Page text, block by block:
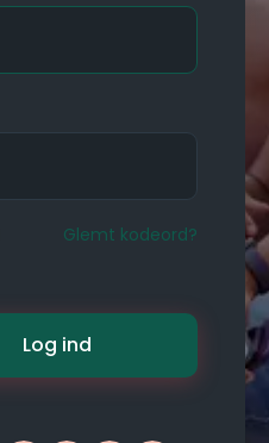
Glemt kodeord?
Log ind